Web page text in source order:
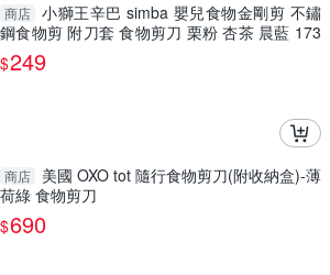
商店 小獅王辛巴 simba 嬰兒食物金剛剪 不鏽
鋼食物剪 附刀套 食物剪刀 栗粉 杏茶 晨藍 173
9
$249
商店
美國 OXO tot 隨行食物剪刀(附收納盒)-薄
荷綠 食物剪刀
$690